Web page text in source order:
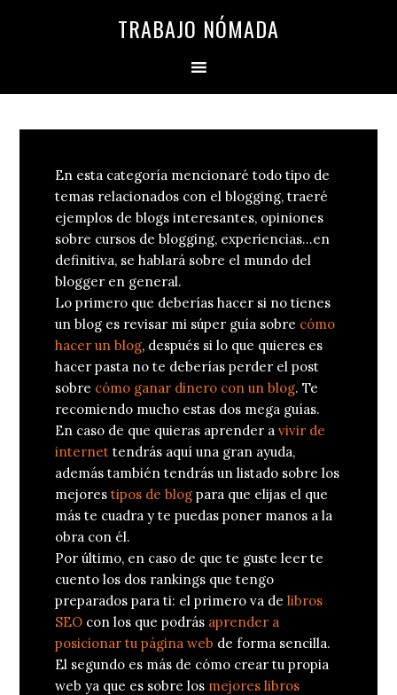
TRABAJO NÓMADA
En esta categoría mencionaré todo tipo de
temas relacionados con el blogging, traeré
ejemplos de blogs interesantes, opiniones
sobre cursos de blogging, experiencias...en
definitiva, se hablará sobre el mundo del
blogger en general.
Lo primero que deberías hacer si no tienes
un blog es revisar mi súper guía sobre cómo
hacer un blog, después si lo que quieres es
hacer pasta no te deberías perder el post
sobre cómo ganar dinero con un blog. Te
recomiendo mucho estas dos mega guías.
En caso de que quieras aprender avivir de
internet tendrás aquí una gran ayuda,
además también tendrás un listado sobre los
mejorestipos de blog para que elijas el que
más te cuadra y te puedas poner manos a la
obra con él.
Por último, en caso de que te guste leer te
cuento los dos rankings que tengo
preparados para ti: el primero va delibros
SEO con los que podrás aprender a
posicionar tu página web de forma sencilla.
El segundo es más de cómo crear tu propia
web ya que es sobre los mejores libros